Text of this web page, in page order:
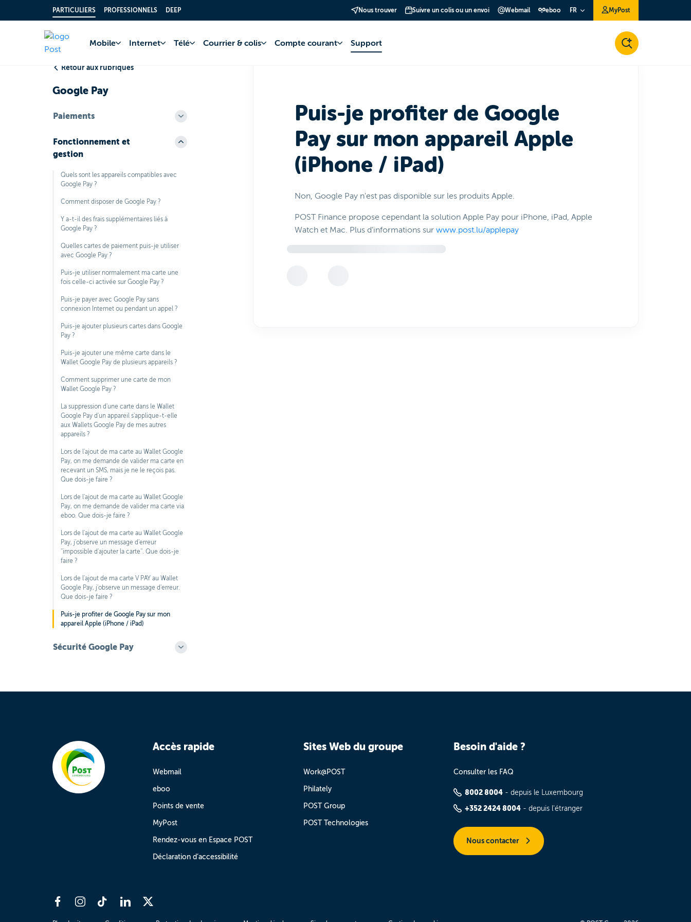
PARTICULIERS PROFESSIONNELS DEEP Nous trouver Suivre un colis ou un envoi Webmail eboo FR MyPost
Mobile Internet Télé Courrier & colis Compte courant Support
Retour aux rubriques
Google Pay
Paiements
Fonctionnement et
gestion
Quels sont les appareils compatibles avec
Google Pay ?
Comment disposer de Google Pay ?
Y a-t-il des frais supplémentaires liés à
Google Pay ?
Quelles cartes de paiement puis-je utiliser
avec Google Pay ?
Puis-je utiliser normalement ma carte une
fois celle-ci activée sur Google Pay ?
Puis-je payer avec Google Pay sans
connexion Internet ou pendant un appel ?
Puis-je ajouter plusieurs cartes dans Google
Pay ?
Puis-je ajouter une même carte dans le
Wallet Google Pay de plusieurs appareils ?
Comment supprimer une carte de mon
Wallet Google Pay ?
La suppression d'une carte dans le Wallet
Google Pay d'un appareil s'applique-t-elle
aux Wallets Google Pay de mes autres
appareils ?
Lors de l'ajout de ma carte au Wallet Google
Pay, on me demande de valider ma carte en
recevant un SMS, mais je ne le reçois pas.
Que dois-je faire ?
Lors de l'ajout de ma carte au Wallet Google
Pay, on me demande de valider ma carte via
eboo. Que dois-je faire ?
Lors de l'ajout de ma carte au Wallet Google
Pay, j'observe un message d'erreur
''impossible d'ajouter la carte''. Que dois-je
faire ?
Lors de l'ajout de ma carte V PAY au Wallet
Google Pay, j'observe un message d'erreur.
Que dois-je faire ?
Puis-je profiter de Google Pay sur mon
appareil Apple (iPhone / iPad)
Sécurité Google Pay
Puis-je profiter de Google
Pay sur mon appareil Apple
(iPhone / iPad)
Non, Google Pay n'est pas disponible sur les produits Apple.
POST Finance propose cependant la solution Apple Pay pour iPhone, iPad, Apple
Watch et Mac. Plus d’informations sur www.post.lu/applepay
Accès rapide
Webmail
eboo
Points de vente
MyPost
Rendez-vous en Espace POST
Déclaration d’accessibilité
Sites Web du groupe
Work@POST
Philately
POST Group
POST Technologies
Besoin d'aide ?
Consulter les FAQ
8002 8004 - depuis le Luxembourg
+352 2424 8004 - depuis l'étranger
Nous contacter